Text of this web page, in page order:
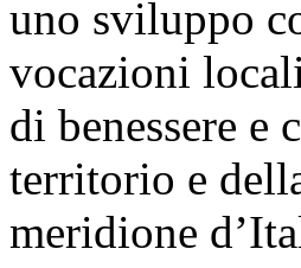
uno sviluppo
vocazioni
di benessere e
territorio e
meridione